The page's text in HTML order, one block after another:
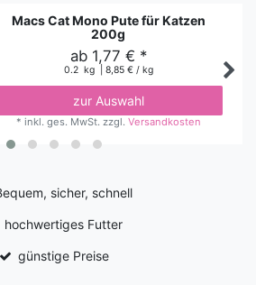
Macs Cat Mono Pute für Katzen
200g
ab 1,77 € *
0.2 kg | 8,85 € / kg
zur Auswahl
* inkl. ges. MwSt. zzgl. Versandkosten
sicher, schnell
hochwertiges Futter
günstige Preise